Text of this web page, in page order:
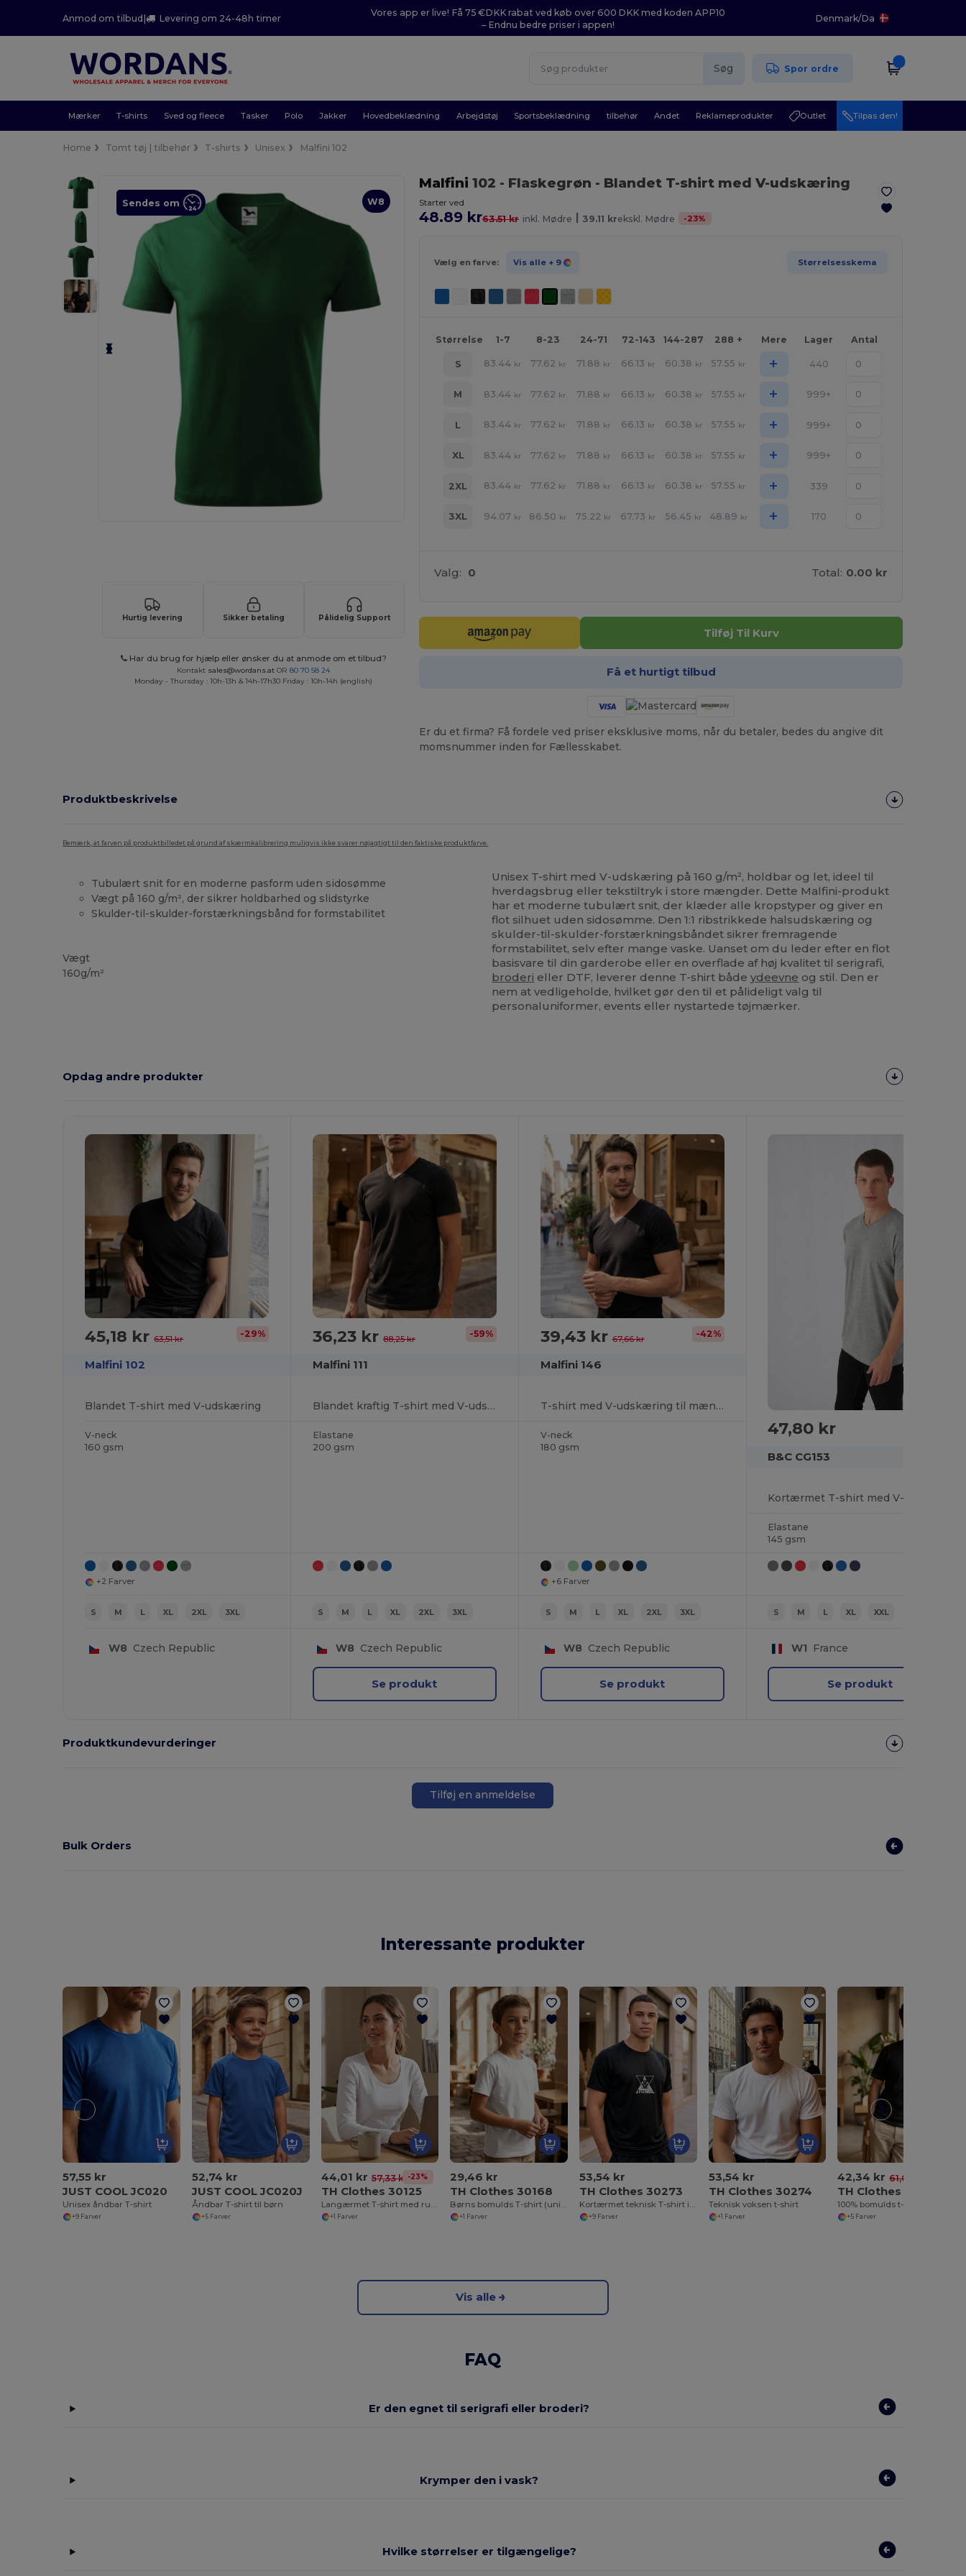
Anmod om tilbud| Levering om 24-48h timer
Vores app er live! Få 75 €DKK rabat ved køb over 600 DKK med koden APP10
– Endnu bedre priser i appen!
Denmark/Da
Søg Spor ordre
Mærker T-shirts Sved og fleece Tasker Polo Jakker Hovedbeklædning Arbejdstøj Sportsbeklædning tilbehør Andet Reklameprodukter Outlet Tilpas den!
Home Tomt tøj | tilbehør T-shirts Unisex Malfini 102
W8
Sendes om
Hurtig levering Sikker betaling Pålidelig Support
Har du brug for hjælp eller ønsker du at anmode om et tilbud?
Kontakt sales@wordans.at OR80 70 58 24
Monday - Thursday : 10h-13h & 14h-17h30 Friday : 10h-14h (english)
Malfini 102 - Flaskegrøn - Blandet T-shirt med V-udskæring
Starter ved
48.89 kr63.51 kr inkl. Mødre | 39.11 krekskl. Mødre -23%
Vælg en farve: Vis alle + 9 Størrelsesskema
Størrelse 1-7 8-23 24-71 72-143 144-287 288 + Mere Lager Antal
S 83.44 kr 77.62 kr 71.88 kr 66.13 kr 60.38 kr 57.55 kr + 440
M 83.44 kr 77.62 kr 71.88 kr 66.13 kr 60.38 kr 57.55 kr + 999+
L 83.44 kr 77.62 kr 71.88 kr 66.13 kr 60.38 kr 57.55 kr + 999+
XL 83.44 kr 77.62 kr 71.88 kr 66.13 kr 60.38 kr 57.55 kr + 999+
2XL 83.44 kr 77.62 kr 71.88 kr 66.13 kr 60.38 kr 57.55 kr + 339
3XL 94.07 kr 86.50 kr 75.22 kr 67.73 kr 56.45 kr 48.89 kr + 170
Valg: 0 Total: 0.00 kr
Tilføj Til Kurv
Få et hurtigt tilbud
Er du et firma? Få fordele ved priser eksklusive moms, når du betaler, bedes du angive dit
momsnummer inden for Fællesskabet.
Produktbeskrivelse
Bemærk, at farven på produktbilledet på grund af skærmkalibrering muligvis ikke svarer nøjagtigt til den faktiske produktfarve.
Tubulært snit for en moderne pasform uden sidosømme
Vægt på 160 g/m², der sikrer holdbarhed og slidstyrke
Skulder-til-skulder-forstærkningsbånd for formstabilitet
Vægt
160g/m²
Unisex T-shirt med V-udskæring på 160 g/m², holdbar og let, ideel til
hverdagsbrug eller tekstiltryk i store mængder. Dette Malfini-produkt
har et moderne tubulært snit, der klæder alle kropstyper og giver en
flot silhuet uden sidosømme. Den 1:1 ribstrikkede halsudskæring og
skulder-til-skulder-forstærkningsbåndet sikrer fremragende
formstabilitet, selv efter mange vaske. Uanset om du leder efter en flot
basisvare til din garderobe eller en overflade af høj kvalitet til serigrafi,
broderi eller DTF, leverer denne T-shirt bådeydeevne og stil. Den er
nem at vedligeholde, hvilket gør den til et pålideligt valg til
personaluniformer, events eller nystartede tøjmærker.
Opdag andre produkter
45,18 kr63,51 kr -29%
Malfini 102
Blandet T-shirt med V-udskæring
V-neck
160 gsm
+2 Farver
S M L XL 2XL 3XL
W8 Czech Republic
36,23 kr 88,25 kr -59%
Malfini 111
Blandet kraftig T-shirt med V-udskæring
Elastane
200 gsm
S M L XL 2XL 3XL
W8 Czech Republic
Se produkt
39,43 kr67,66 kr -42%
Malfini 146
T-shirt med V-udskæring til mænd, lim-fit
V-neck
180 gsm
+6 Farver
S M L XL 2XL 3XL
W8 Czech Republic
Se produkt
47,80 kr
B&C CG153
Elastane
145 gsm
S M L XL XXL
W1 France
Se produkt
Produktkundevurderinger
Tilføj en anmeldelse
Bulk Orders
Interessante produkter
57,55 kr
JUST COOL JC020
Unisex åndbar T-shirt
+9 Farver
52,74 kr
JUST COOL JC020J
Åndbar T-shirt til børn
+5 Farver
44,01 kr 57,33 kr -23%
TH Clothes 30125
Langærmet T-shirt med rund hals og tætsiddende pasform til kvinder. 100% kæmmet bomuld. Hvid
+1 Farver
29,46 kr
TH Clothes 30168
Børns bomulds T-shirt (unisex)
+1 Farver
53,54 kr
TH Clothes 30273
Kortærmet teknisk T-shirt i polyester
+9 Farver
53,54 kr
TH Clothes 30274
Teknisk voksen t-shirt
+1 Farver
42,34 kr 61,04 kr
TH Clothes 30277
100% bomulds t-shirt
+5 Farver
Vis alle
FAQ
Er den egnet til serigrafi eller broderi?
Krymper den i vask?
Hvilke størrelser er tilgængelige?
75Kr RABAT!
For at få din rabat, fortæl os: